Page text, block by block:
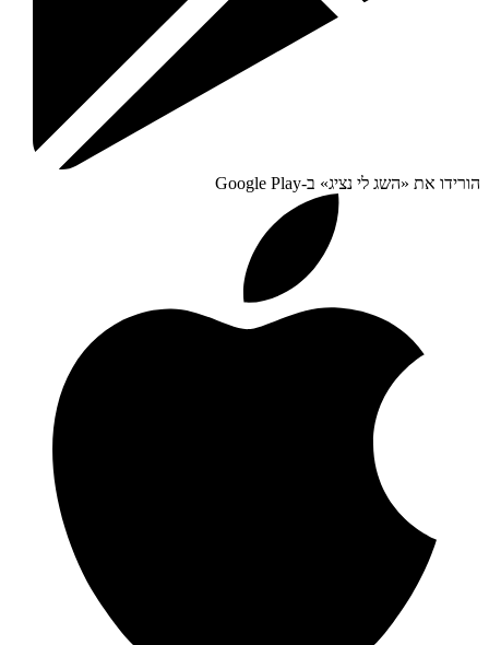
הורידו את «השג לי נציג» ב-Google Play